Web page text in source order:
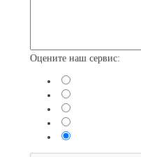
Оцените наш сервис: